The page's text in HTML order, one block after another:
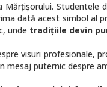
dată acest simbol al
unde tradițiile devin
visuri profesionale,
puternic despre